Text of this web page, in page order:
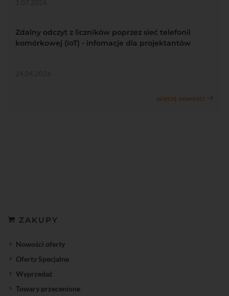
Zdalny odczyt z liczników poprzez sieć telefonii
komórkowej (ioT) - infomacje dla projektantów
więcej nowości
ZAKUPY
Nowości oferty
Oferty Specjalne
Wyprzedaż
Towary przecenione